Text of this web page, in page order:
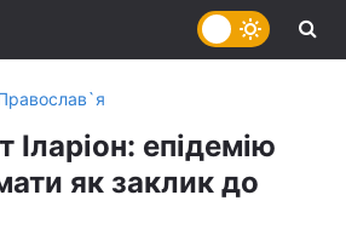
епідемію
як заклик до